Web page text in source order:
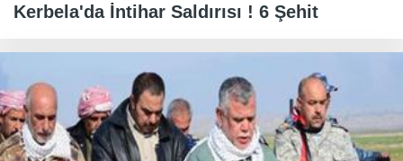
Kerbela'da İntihar Saldırısı ! 6 Şehit